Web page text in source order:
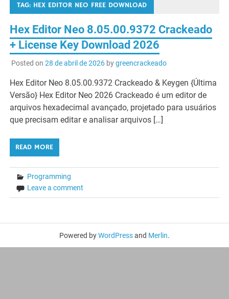
TAG: HEX EDITOR NEO FREE DOWNLOAD
Hex Editor Neo 8.05.00.9372 Crackeado
+ License Key Download 2026
Posted on 28 de abril de 2026bygreencrackeado
Hex Editor Neo 8.05.00.9372 Crackeado & Keygen {Última
Versão} Hex Editor Neo 2026 Crackeado é um editor de
arquivos hexadecimal avançado, projetado para usuários
que precisam editar e analisar arquivos […]
READ MORE
Programming
Leave a comment
Powered byWordPressand Merlin.